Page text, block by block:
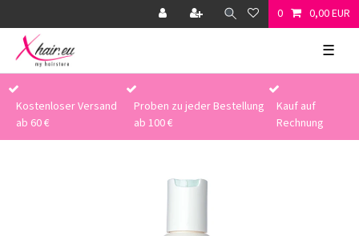
0 0,00 EUR
☰
Kostenloser Versand
ab 60 €
Proben zu jeder Bestellung
ab 100 €
Kauf auf
Rechnung